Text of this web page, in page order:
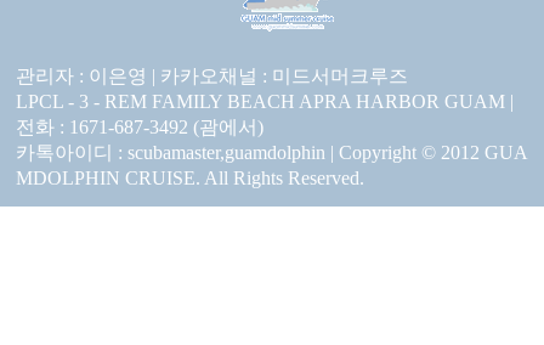
관리자 : 이은영 | 카카오채널 : 미드서머크루즈
LPCL - 3 - REM FAMILY BEACH APRA HARBOR GUAM |
전화 : 1671-687-3492 (괌에서)
카톡아이디 : scubamaster,guamdolphin | Copyright © 2012 GUA
MDOLPHIN CRUISE. All Rights Reserved.